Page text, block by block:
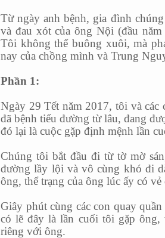
Từ ngày anh bệnh, gia đình
và đau xót của ông Nội (đầu
Tôi không thể buông xuôi, mà
nay của chồng mình và Trung
Phần 1:
Ngày 29 Tết năm 2017, tôi và
đã bệnh tiểu đường từ lâu, đang
đó lại là cuộc gặp định mệnh lần
Chúng tôi bắt đầu đi từ tờ mờ
đường lầy lội và vô cùng khó đi
ông, thể trạng của ông lúc ấy có vẻ
Giây phút cùng các con quay
có lẽ đây là lần cuối tôi gặp
riêng với ông.